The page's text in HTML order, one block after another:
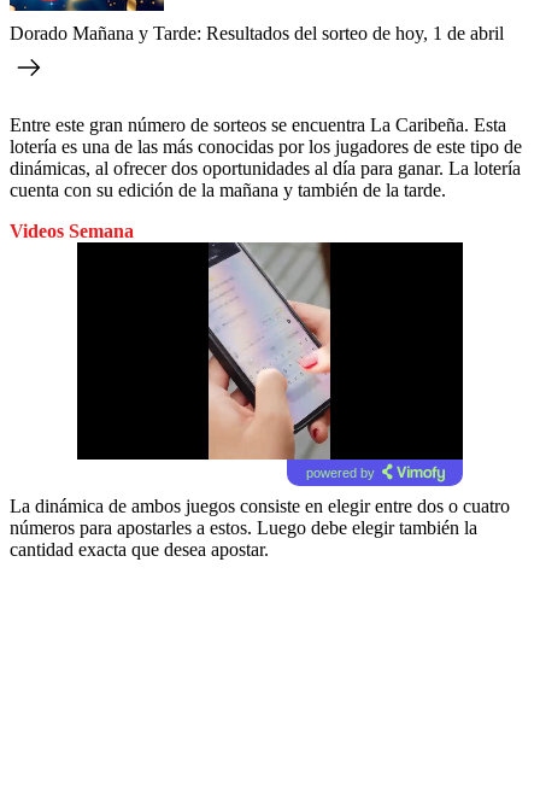
Dorado Mañana y Tarde: Resultados del sorteo de hoy, 1 de abril
Entre este gran número de sorteos se encuentra La Caribeña. Esta
lotería es una de las más conocidas por los jugadores de este tipo de
dinámicas, al ofrecer dos oportunidades al día para ganar. La lotería
cuenta con su edición de la mañana y también de la tarde.
Videos Semana
powered by
La dinámica de ambos juegos consiste en elegir entre dos o cuatro
números para apostarles a estos. Luego debe elegir también la
cantidad exacta que desea apostar.